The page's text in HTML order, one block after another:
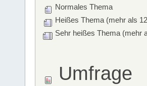
Normales Thema
Heißes Thema (mehr als
Sehr heißes Thema (mehr
Umfrage